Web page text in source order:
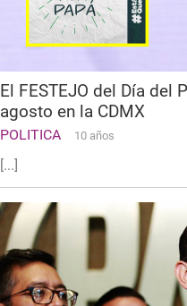
El FESTEJO del Día del
agosto en la CDMX
POLITICA 10 años
[...]